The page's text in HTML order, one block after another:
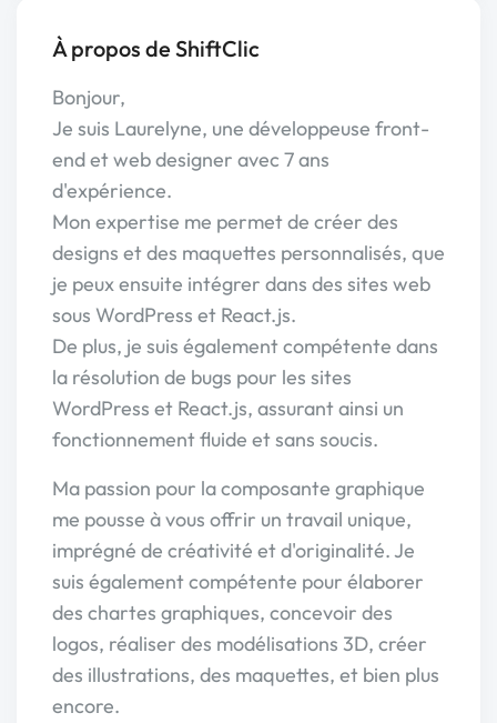
À propos de ShiftClic
Bonjour,
Je suis Laurelyne, une développeuse front-
end et web designer avec 7 ans
d'expérience.
Mon expertise me permet de créer des
designs et des maquettes personnalisés, que
je peux ensuite intégrer dans des sites web
sous WordPress et React.js.
De plus, je suis également compétente dans
la résolution de bugs pour les sites
WordPress et React.js, assurant ainsi un
fonctionnement fluide et sans soucis.
Ma passion pour la composante graphique
me pousse à vous offrir un travail unique,
imprégné de créativité et d'originalité. Je
suis également compétente pour élaborer
des chartes graphiques, concevoir des
logos, réaliser des modélisations 3D, créer
des illustrations, des maquettes, et bien plus
encore.